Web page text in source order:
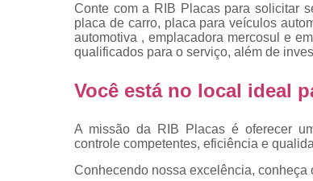
Conte com a RIB Placas para solicitar
placa de carro, placa para veículos
automotiva , emplacadora mercosul e
qualificados para o serviço, além de
Você está no local ideal
A missão da RIB Placas é oferecer
controle competentes, eficiência e
Conhecendo nossa excelência, conheça